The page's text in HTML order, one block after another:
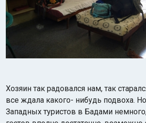
Хозяин так радовался нам, так
все ждала какого- нибудь подвоха.
Западных туристов в Бадами